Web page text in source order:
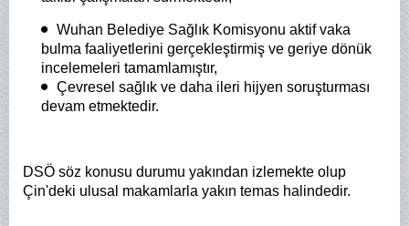
Wuhan Belediye Sağlık Komisyonu aktif vaka
bulma faaliyetlerini gerçekleştirmiş ve geriye dönük
incelemeleri tamamlamıştır,
Çevresel sağlık ve daha ileri hijyen soruşturması
devam etmektedir.
DSÖ söz konusu durumu yakından izlemekte olup
Çin'deki ulusal makamlarla yakın temas halindedir.